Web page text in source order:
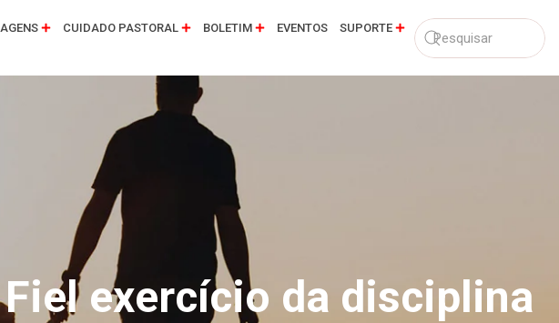
CUIDADO PASTORAL BOLETIM EVENTOS SUPORTE
exercício da disciplina